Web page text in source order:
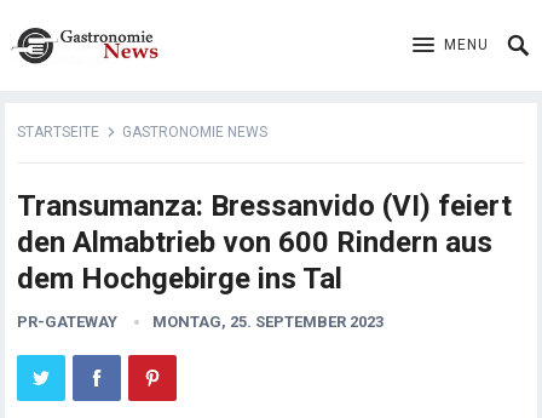
MENU
STARTSEITE GASTRONOMIE NEWS
Transumanza: Bressanvido (VI) feiert
den Almabtrieb von 600 Rindern aus
dem Hochgebirge ins Tal
PR-GATEWAY MONTAG, 25. SEPTEMBER 2023